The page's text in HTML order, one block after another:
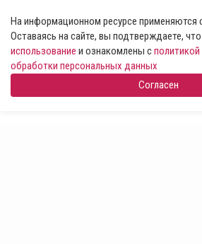
На информационном ресурсе применяются
Оставаясь на сайте, вы подтверждаете, что
использование и ознакомлены с
обработки персональных данных
Согласен